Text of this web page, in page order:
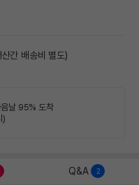
간 배송비 별도)
음날 95% 도착
)
Q&A 2